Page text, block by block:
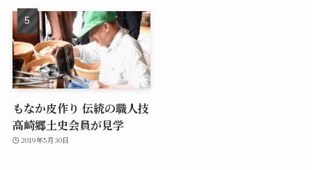
もなか皮作り 伝統の職人技
高崎郷土史会員が見学
2019年5月30日